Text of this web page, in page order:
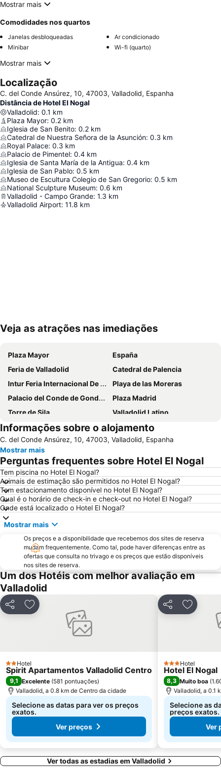
Mostrar mais
Comodidades nos quartos
Janelas desbloqueadas
Ar condicionado
Minibar
Wi-fi (quarto)
Mostrar mais
Localização
C. del Conde Ansúrez, 10, 47003, Valladolid, Espanha
Distância de Hotel El Nogal
Valladolid: 0.1 km
Plaza Mayor: 0.2 km
Iglesia de San Benito: 0.2 km
Catedral de Nuestra Señora de la Asunción: 0.3 km
Royal Palace: 0.3 km
Palacio de Pimentel: 0.4 km
Iglesia de Santa María de la Antigua: 0.4 km
Iglesia de San Pablo: 0.5 km
Museo de Escultura Colegio de San Gregorio: 0.5 km
National Sculpture Museum: 0.6 km
Valladolid - Campo Grande: 1.3 km
Valladolid Airport: 11.8 km
Ampliar mapa
Veja as atrações nas imediações
Plaza Mayor
España
Feria de Valladolid
Catedral de Palencia
Intur Feria Internacional De Turismo De Interior
Playa de las Moreras
Palacio del Conde de Gondomar o Casa del Sol
Plaza Madrid
Torre de Sila
Valladolid Latino
Estación de Ferrocarril
Calle Mayor
Castelo da Mota
Parque Villa de las Ferias
Auditorio Miguel Delibes
José Zorrilla
Motauros
Monasterio de Santa María de Valbuena
Informações sobre o alojamento
C. del Conde Ansúrez, 10, 47003, Valladolid, Espanha
Mostrar mais
Perguntas frequentes sobre Hotel El Nogal
Tem piscina no Hotel El Nogal?
Animais de estimação são permitidos no Hotel El Nogal?
Tem estacionamento disponível no Hotel El Nogal?
Qual é o horário de check-in e check-out no Hotel El Nogal?
Onde está localizado o Hotel El Nogal?
Mostrar mais
Os preços e a disponibilidade que recebemos dos sites de reserva
mudam frequentemente. Como tal, pode haver diferenças entre as
ofertas que consulta no trivago e os preços que estão disponíveis
nos sites de reserva.
Um dos Hotéis com melhor avaliação em
Valladolid
PartilharAdicionar aos favoritos
2 Estrelas
Hotel
Spirit Apartamentos Valladolid Centro
9,1 Excelente (581 pontuações)
Valladolid, a 0.8 km de Centro da cidade
Selecione as datas para ver os preços
exatos.
Ver preços
Partilhar
3 Estrelas
Hotel
Hotel El Nogal
8,3 Muito boa (
Valladolid, a 0.1
Selecione as
preços exatos.
Ver
Ver todas as estadias em Valladolid